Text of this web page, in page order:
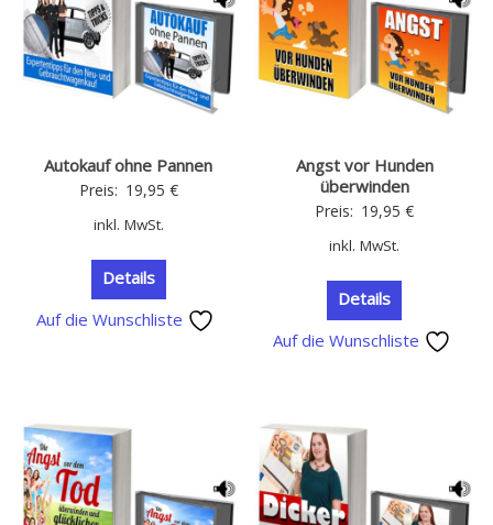
Autokauf ohne Pannen
Preis: 19,95 €
inkl. MwSt.
Details
Auf die Wunschliste
Angst vor Hunden
überwinden
Preis: 19,95€
inkl. MwSt.
Details
Auf die Wunschliste